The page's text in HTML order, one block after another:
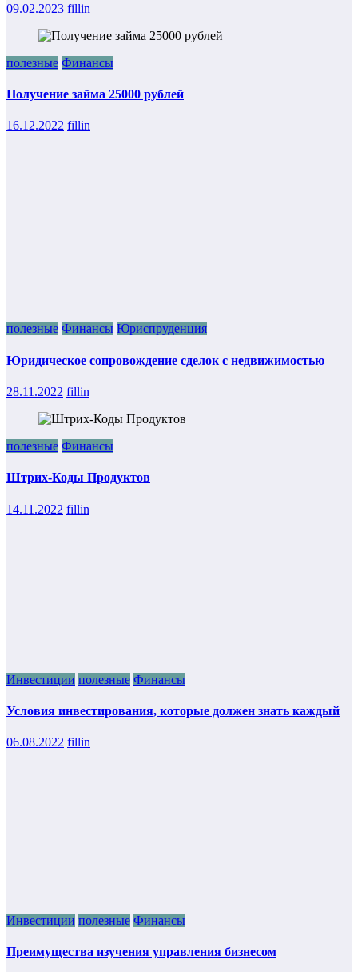
09.02.2023 fillin
полезные Финансы
Получение займа 25000 рублей
16.12.2022 fillin
полезные Финансы Юриспруденция
Юридическое сопровождение сделок с недвижимостью
28.11.2022 fillin
полезные Финансы
Штрих-Коды Продуктов
14.11.2022 fillin
Инвестиции полезные Финансы
Условия инвестирования, которые должен знать каждый
06.08.2022 fillin
Инвестиции полезные Финансы
Преимущества изучения управления бизнесом